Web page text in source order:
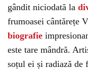
gândit niciodată la
frumoasei cântărețe
biografie
este tare mândră.
soțul ei și radiază de